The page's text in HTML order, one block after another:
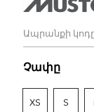
Ապրանքի
Չափը
XS S